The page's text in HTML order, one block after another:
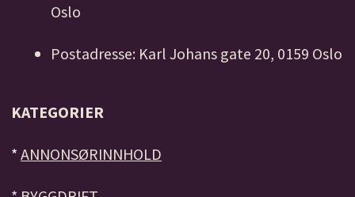
Oslo
Postadresse: Karl Johans gate 20, 0159 Oslo
KATEGORIER
* ANNONSØRINNHOLD